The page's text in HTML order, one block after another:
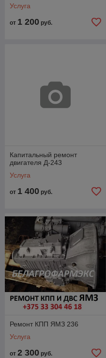
Услуга
от 1 200 руб.
Капитальный ремонт
двигателя Д-243
Услуга
от 1 400 руб.
Ремонт КПП ЯМЗ 236
Услуга
от 2 300 руб.